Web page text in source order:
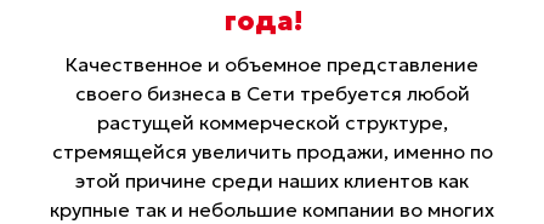
года!
Качественное и объемное представление
своего бизнеса в Сети требуется любой
растущей коммерческой структуре,
стремящейся увеличить продажи, именно по
этой причине среди наших клиентов как
крупные так и небольшие компании во многих